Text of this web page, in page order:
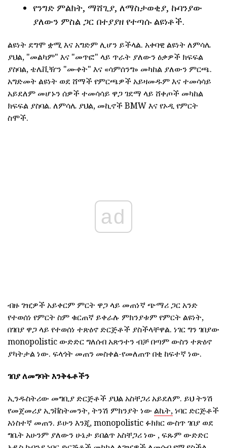
የንግድ ምልክት, ማሸጊያ, ለማስታወቂያ, ኩባንያው
ያለውን ምስል ጋር በተያያዘ የተጣሱ ልዩነቶች.
ልዩነት ደግሞ ቋሚ እና አግድም ሊሆን ይችላል. አቀባዊ ልዩነት ለምሳሌ
ያህል, "መልካም" እና "መጥፎ" ላይ ጥራት ያለውን ዕቃዎች ክፍፍል
ያስባል, ቴሌቪዥን "ሙቀት" እና «ሳምሰንግ» መካከል ያለውን ምርጫ.
አግድመት ልዩነት ወደ ሸማች የምርጫዎች አይዛመዱም እና ተመሳሳይ
አይደለም መሆኑን ሰዎች ተመሳሳይ ዋጋ ገደማ ላይ ሸቀጦች መካከል
ክፍፍል ያስባል. ለምሳሌ ያህል, መኪኖች BMW እና የኦዲ የምርት
ስሞች.
ad
ብዙ ገዢዎች አይቀርም ምርት ዋጋ ላይ መጠነኛ ጭማሪ ጋር አንድ
የተወሰነ የምርት ስም ቁርጠኛ ይቀራሉ ምክንያቱም የምርት ልዩነት,
በገበያ ዋጋ ላይ የተወሰነ ተጽዕኖ ድርጅቶች ያስችላቸዋል. ነገር ግን ገበያው
monopolistic ውድድር ግለሰብ አጽንተን ብቻ በጣም ውስን ተጽዕኖ
ያካትታል ነው. ፍላጎት መጠን መስቀል-የመለጠጥ በቂ ከፍተኛ ነው.
ገበያ ለመግባት እንቅፋቶችን
ኢንዱስትሪው መግቢያ ድርጅቶች ያህል አስቸጋሪ አይደለም. ይህ ትንሽ
የመጀመሪያ ኢንቨስትመንት, ትንሽ ምክንያት ነውልኬት,ነባር ድርጅቶች
አነስተኛ መጠን. ይሁን እንጂ, monopolistic ፉክክር ውስጥ ገበያ ወደ
ግቤት አሁንም ያለውን ሁኔታ ይበልጥ አስቸጋሪ ነው , ፍጹም ውድድር